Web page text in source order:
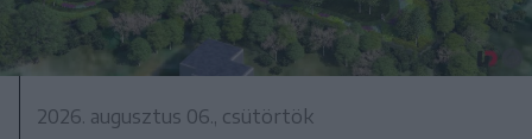
2026. augusztus 06., csütörtök